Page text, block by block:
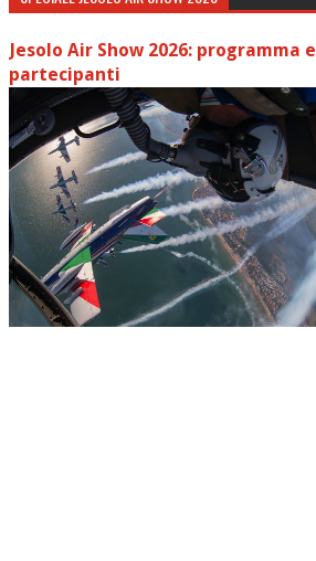
Jesolo Air Show 2026: programma e
partecipanti